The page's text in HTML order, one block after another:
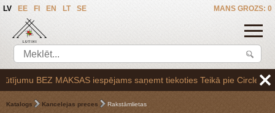
MANS GROZS: 0
LV EE FI EN LT SE
BEZ MAKSAS iespējams saņemt tiekoties Teikā pie Circle K
Katalogs Kancelejas preces Rakstāmlietas